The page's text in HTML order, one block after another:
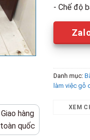
Giao hàng
toàn quốc
- Chế độ
Danh mục:
làm việc gỗ
XEM